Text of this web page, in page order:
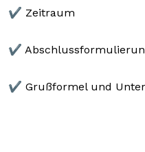
✔️ Zeitraum
✔️
✔️ Grußformel und